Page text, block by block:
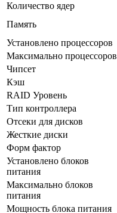
Количество ядер
Память
Установлено процессоров
Максимально процессоров
Чипсет
Кэш
RAID Уровень
Тип контроллера
Отсеки для дисков
Жесткие диски
Форм фактор
Установлено блоков
питания
Максимально блоков
питания
Мощность блока питания